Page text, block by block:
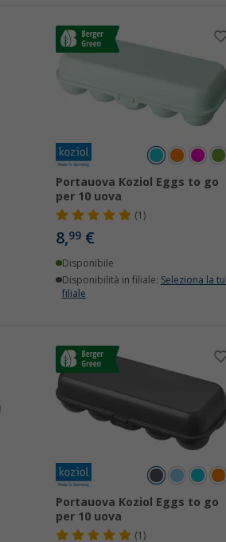
Portauova Koziol Eggs to go
per 10 uova
(1)
8,99 €
Disponibile
Disponibilità in filiale: Seleziona la
filiale
Portauova Koziol Eggs to go
per 10 uova
(1)